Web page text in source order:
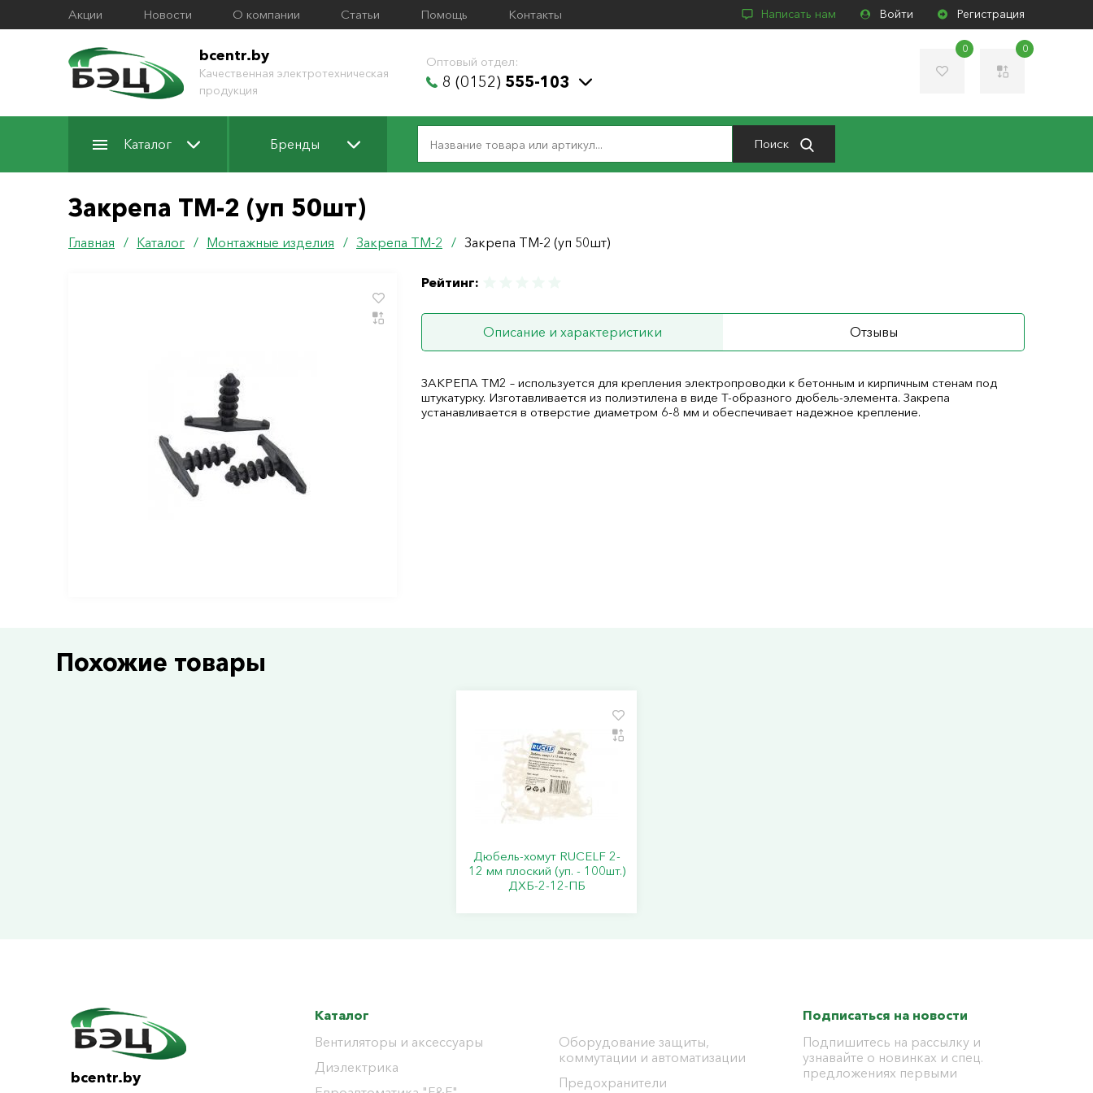
Акции Новости О компании Статьи Помощь Контакты Написать нам Войти Регистрация
bcentr.by
Качественная электротехническая
продукция
Оптовый отдел:
8 (0152) 555-103
0 0
Каталог Бренды Поиск
Закрепа ТМ-2 (уп 50шт)
Главная / Каталог / Монтажные изделия / Закрепа ТМ-2 / Закрепа ТМ-2 (уп 50шт)
Рейтинг:
Описание и характеристики Отзывы
ЗАКРЕПА ТМ2 – используется для крепления электропроводки к бетонным и кирпичным стенам под
штукатурку. Изготавливается из полиэтилена в виде Т-образного дюбель-элемента. Закрепа
устанавливается в отверстие диаметром 6-8 мм и обеспечивает надежное крепление.
Похожие товары
Дюбель-хомут RUCELF 2-
12 мм плоский (уп. - 100шт.)
ДХБ-2-12-ПБ
bcentr.by
Каталог
Вентиляторы и аксессуары
Диэлектрика
Оборудование защиты,
коммутации и автоматизации
Предохранители
Подписаться на новости
Подпишитесь на рассылку и
узнавайте о новинках и спец.
предложениях первыми